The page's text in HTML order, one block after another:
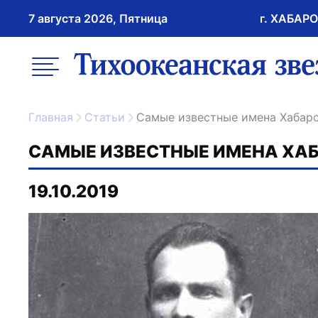
7 августа 2026, Пятница г.
меню ссылка на
Главная Статьи Самые известные имена
САМЫЕ ИЗВЕСТНЫЕ ИМЕНА
19.10.2019